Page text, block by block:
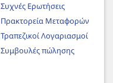
Συχνές Ερωτήσεις
Πρακτορεία Μεταφορών
Τραπεζικοί Λογαριασμοί
Συμβουλές πώλησης